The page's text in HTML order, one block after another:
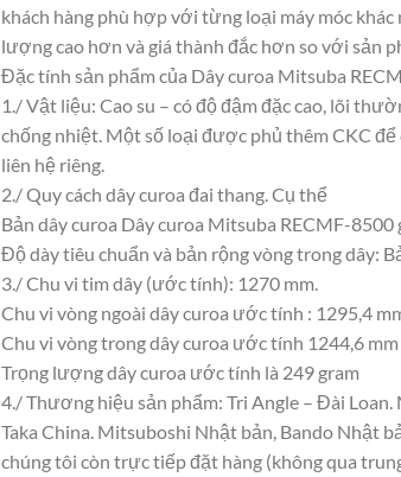
khách hàng phù hợp với từng loại máy móc
lượng cao hơn và giá thành đắc hơn so với sản
Đặc tính sản phẩm của Dây curoa Mitsuba
1./ Vật liệu: Cao su – có độ đậm đặc cao, lõi
chống nhiệt. Một số loại được phủ thêm CKC
liên hệ riêng.
2./ Quy cách dây curoa đai thang. Cụ thể
Bản dây curoa Dây curoa Mitsuba RECMF-
Độ dày tiêu chuẩn và bản rộng vòng trong dây:
3./ Chu vi tim dây (ước tính): 1270 mm.
Chu vi vòng ngoài dây curoa ước tính : 1295,4
Chu vi vòng trong dây curoa ước tính 1244,6
Trọng lượng dây curoa ước tính là 249 gram
4./ Thương hiệu sản phẩm: Tri Angle – Đài
Taka China. Mitsuboshi Nhật bản, Bando Nhật
chúng tôi còn trực tiếp đặt hàng (không qua